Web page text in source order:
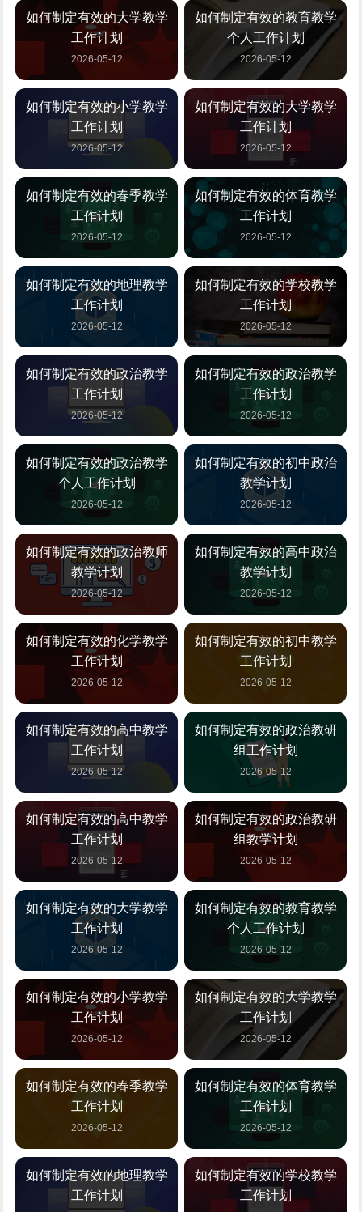
如何制定有效的大学教学
工作计划
2026-05-12
如何制定有效的教育教学
个人工作计划
2026-05-12
如何制定有效的小学教学
工作计划
2026-05-12
如何制定有效的大学教学
工作计划
2026-05-12
如何制定有效的春季教学
工作计划
2026-05-12
如何制定有效的体育教学
工作计划
2026-05-12
如何制定有效的地理教学
工作计划
2026-05-12
如何制定有效的学校教学
工作计划
2026-05-12
如何制定有效的政治教学
工作计划
2026-05-12
如何制定有效的政治教学
工作计划
2026-05-12
如何制定有效的政治教学
个人工作计划
2026-05-12
如何制定有效的初中政治
教学计划
2026-05-12
如何制定有效的政治教师
教学计划
2026-05-12
如何制定有效的高中政治
教学计划
2026-05-12
如何制定有效的化学教学
工作计划
2026-05-12
如何制定有效的初中教学
工作计划
2026-05-12
如何制定有效的高中教学
工作计划
2026-05-12
如何制定有效的政治教研
组工作计划
2026-05-12
如何制定有效的高中教学
工作计划
2026-05-12
如何制定有效的政治教研
组教学计划
2026-05-12
如何制定有效的大学教学
工作计划
2026-05-12
如何制定有效的教育教学
个人工作计划
2026-05-12
如何制定有效的小学教学
工作计划
2026-05-12
如何制定有效的大学教学
工作计划
2026-05-12
如何制定有效的春季教学
工作计划
2026-05-12
如何制定有效的体育教学
工作计划
2026-05-12
如何制定有效的地理教学
工作计划
如何制定有效的学校教学
工作计划